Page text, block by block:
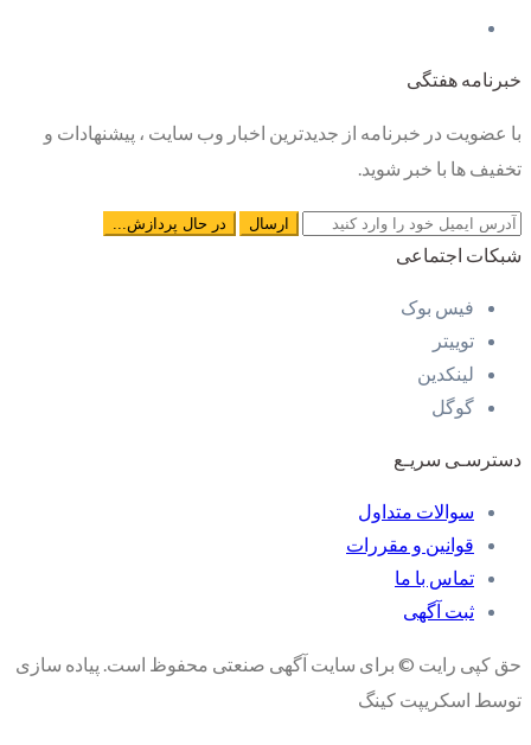
خبرنامه هفتگی
با عضویت در خبرنامه از جدیدترین اخبار وب سایت ، پیشنهادات و
تخفیف ها با خبر شوید.
شبکات اجتماعی
فیس بوک
توییتر
لینکدین
گوگل
دسترسـی سریـع
سوالات متداول
قوانین و مقررات
تماس با ما
ثبت آگهی
حق کپی رایت © برای سایت آگهی صنعتی محفوظ است. پیاده سازی
توسط اسکریپت کینگ